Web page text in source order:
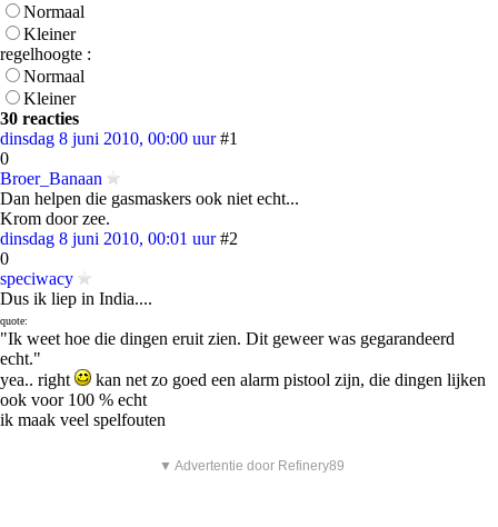
Normaal
Kleiner
regelhoogte :
Normaal
Kleiner
30 reacties
dinsdag 8 juni 2010, 00:00 uur #1
0
Broer_Banaan
Dan helpen die gasmaskers ook niet echt...
Krom door zee.
dinsdag 8 juni 2010, 00:01 uur #2
0
speciwacy
Dus ik liep in India....
quote:
"Ik weet hoe die dingen eruit zien. Dit geweer was gegarandeerd
echt."
yea.. right
kan net zo goed een alarm pistool zijn, die dingen lijken
ook voor 100 % echt
ik maak veel spelfouten
▼ Advertentie door Refinery89